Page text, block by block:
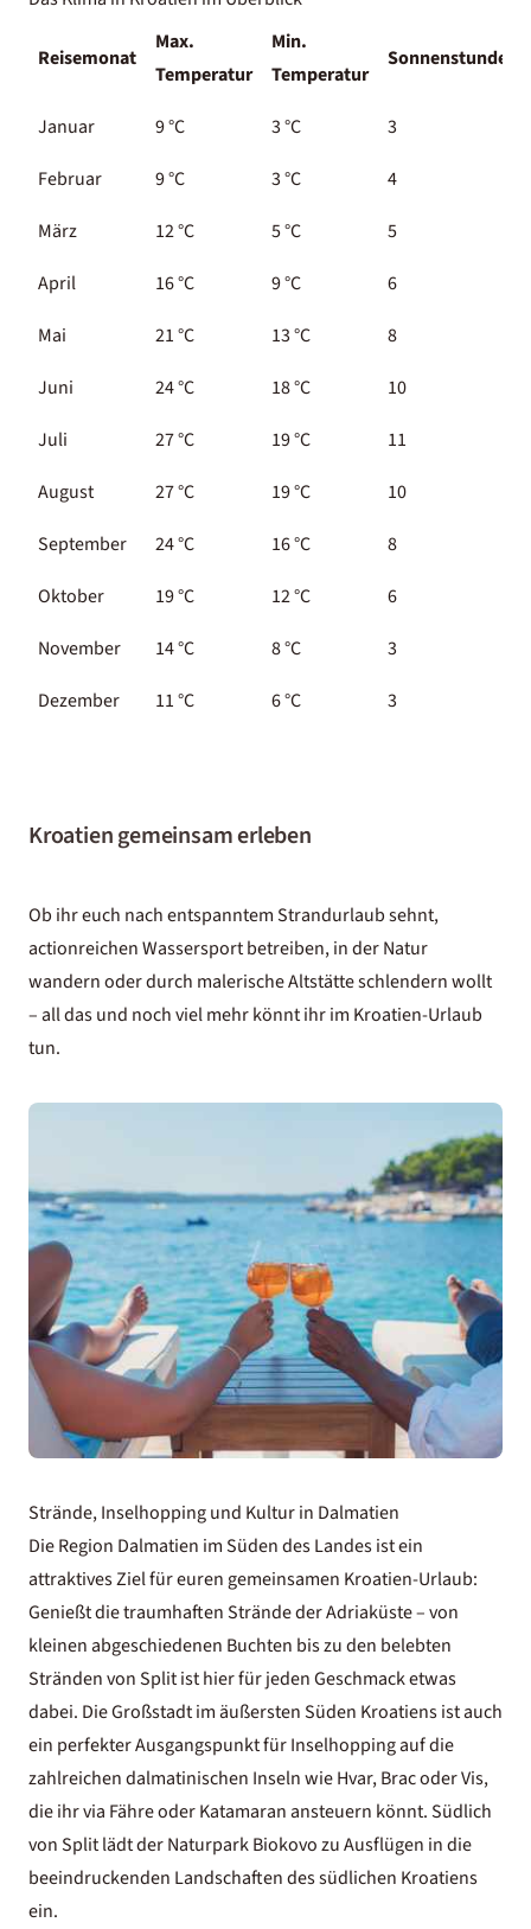
Reisemonat
Max.
Temperatur
Min.
Temperatur
Sonnenstunden
Januar 9 °C 3 °C
3
Februar
9 °C 3 °C
4
März
12 °C 5 °C
5
April
16 °C 9 °C
6
Mai
21 °C 13 °C
8
Juni
24 °C 18 °C
10
Juli
27 °C 19 °C
11
August
27 °C 19 °C
10
September
24 °C 16 °C
8
Oktober
19 °C 12 °C
6
November
14 °C 8 °C
3
Dezember
11 °C 6 °C 3
Kroatien gemeinsam erleben
Ob ihr euch nach entspanntem Strandurlaub sehnt,
actionreichen Wassersport betreiben, in der Natur
wandern oder durch malerische Altstätte schlendern wollt
– all das und noch viel mehr könnt ihr im Kroatien-Urlaub
tun.
Strände, Inselhopping und Kultur in Dalmatien
Die Region Dalmatien im Süden des Landes ist ein
attraktives Ziel für euren gemeinsamen Kroatien-Urlaub:
Genießt die traumhaften Strände der Adriaküste – von
kleinen abgeschiedenen Buchten bis zu den belebten
Stränden von Splitist hier für jeden Geschmack etwas
dabei. Die Großstadt im äußersten Süden Kroatiens ist auch
ein perfekter Ausgangspunkt für Inselhopping auf die
zahlreichen dalmatinischen Inseln wie Hvar, Brac oder Vis,
die ihr via Fähre oder Katamaran ansteuern könnt. Südlich
von Split lädt der Naturpark Biokovo zu Ausflügen in die
beeindruckenden Landschaften des südlichen Kroatiens
ein.